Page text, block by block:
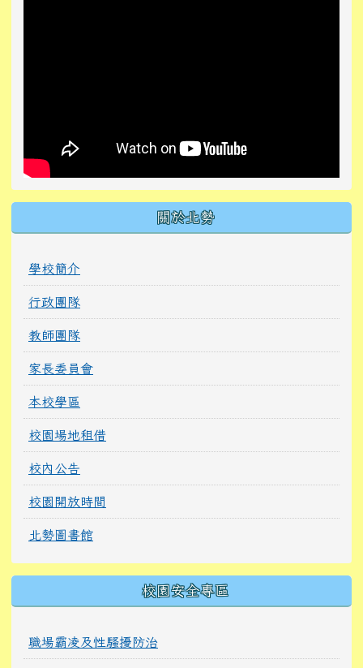
關於北勢
學校簡介
行政團隊
教師團隊
家長委員會
本校學區
校園場地租借
校內公告
校園開放時間
北勢圖書館
校園安全專區
職場霸凌及性騷擾防治